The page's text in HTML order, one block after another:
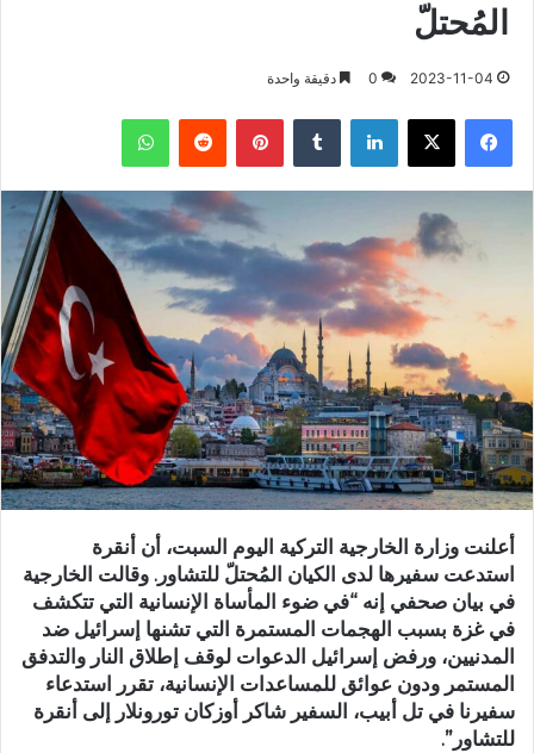
المُحتلّ
2023-11-04
0 دقيقة واحدة
فيسبوك X لينكدإن بينتيريست واتساب
أعلنت وزارة الخارجية التركية اليوم السبت، أن أنقرة
استدعت سفيرها لدى الكيان المُحتلّ للتشاور. وقالت الخارجية
في بيان صحفي إنه “في ضوء المأساة الإنسانية التي تتكشف
في غزة بسبب الهجمات المستمرة التي تشنها إسرائيل ضد
المدنيين، ورفض إسرائيل الدعوات لوقف إطلاق النار والتدفق
المستمر ودون عوائق للمساعدات الإنسانية، تقرر استدعاء
سفيرنا في تل أبيب، السفير شاكر أوزكان تورونلار إلى أنقرة
للتشاور”.